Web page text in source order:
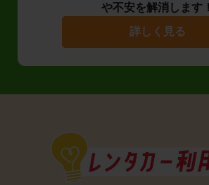
や不安を解消します！
詳しく見る